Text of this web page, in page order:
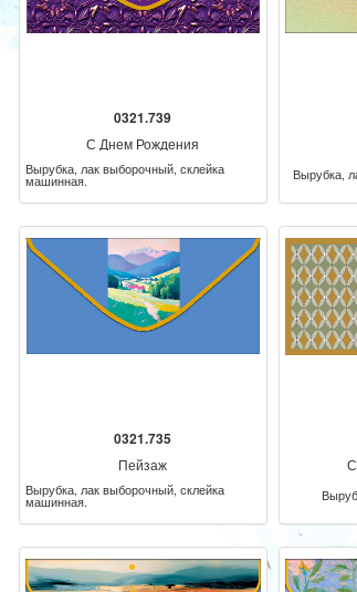
0321.739
С Днем Рождения
Вырубка, лак выборочный, склейка
машинная. Вырубка,
0321.735
Пейзаж
Вырубка, лак выборочный, склейка
машинная.